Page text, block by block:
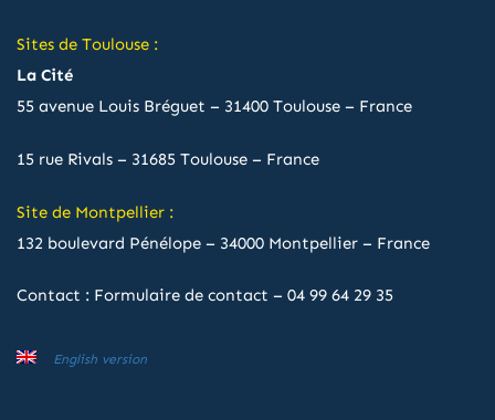
Sites de Toulouse :
La Cité
55 avenue Louis Bréguet – 31400 Toulouse – France
15 rue Rivals – 31685 Toulouse – France
Site de Montpellier :
132 boulevard Pénélope – 34000 Montpellier – France
Contact : Formulaire de contact – 04 99 64 29 35
English version